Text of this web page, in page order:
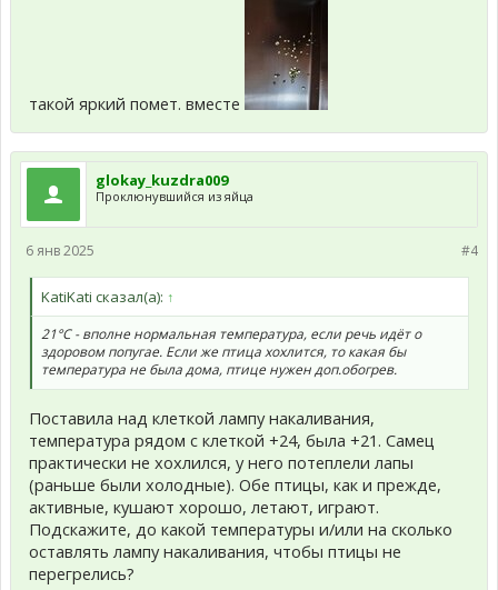
такой яркий помет. вместе
glokay_kuzdra009
Проклюнувшийся из яйца
#4
6 янв 2025
KatiKati сказал(а): ↑
21°С - вполне нормальная температура, если речь идёт о
здоровом попугае. Если же птица хохлится, то какая бы
температура не была дома, птице нужен доп.обогрев.
Поставила над клеткой лампу накаливания,
температура рядом с клеткой +24, была +21. Самец
практически не хохлился, у него потеплели лапы
(раньше были холодные). Обе птицы, как и прежде,
активные, кушают хорошо, летают, играют.
Подскажите, до какой температуры и/или на сколько
оставлять лампу накаливания, чтобы птицы не
перегрелись?